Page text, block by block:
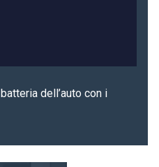
dell’auto con i